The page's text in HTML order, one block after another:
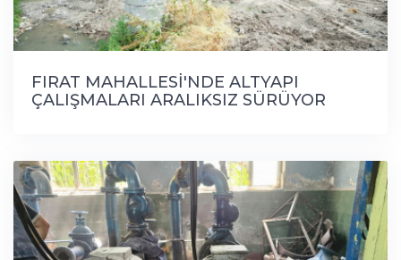
FIRAT MAHALLESİ'NDE ALTYAPI
ÇALIŞMALARI ARALIKSIZ SÜRÜYOR